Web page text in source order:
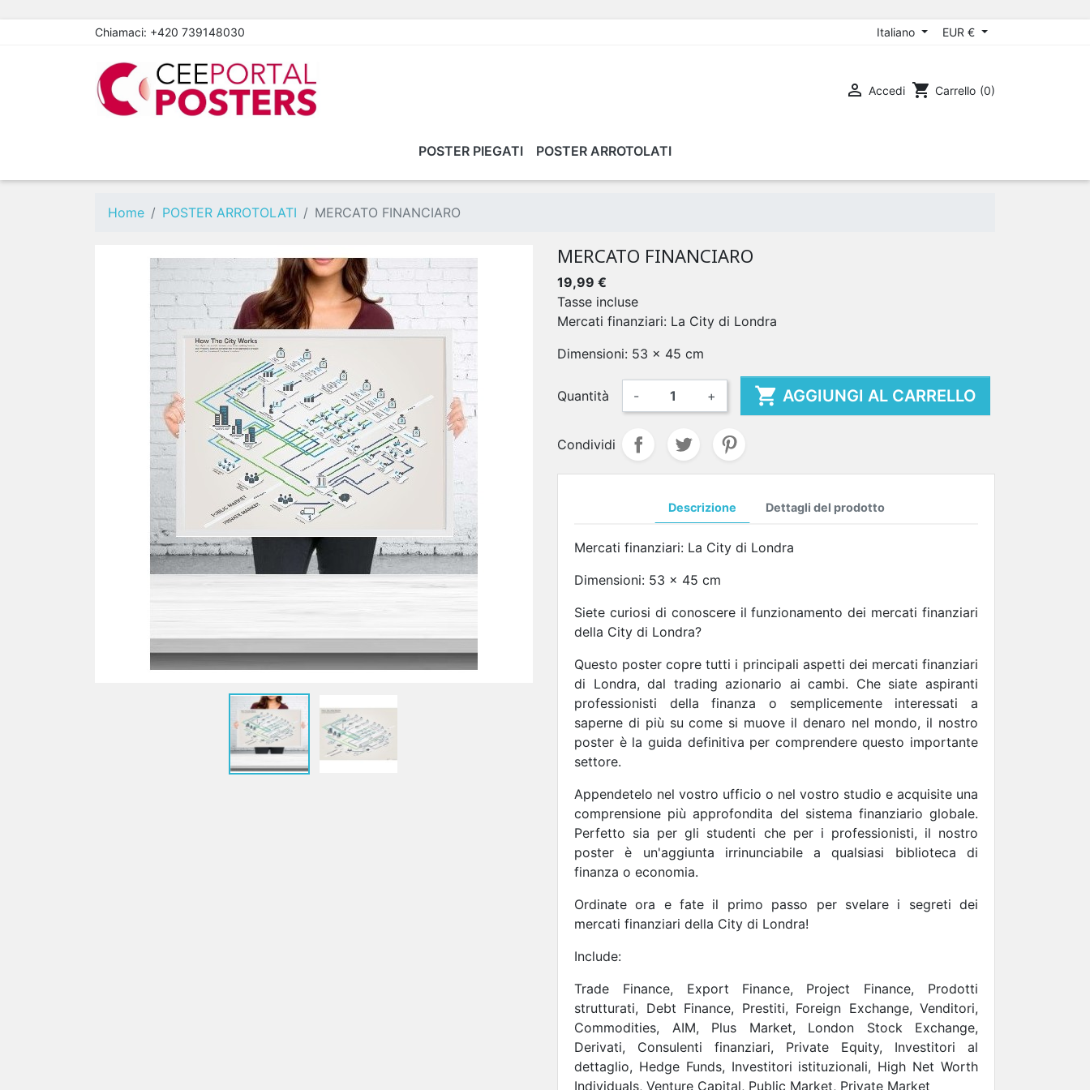
Chiamaci: +420 739148030 Italiano EUR €
 Accedi shopping_cart Carrello (0)
POSTER PIEGATI POSTER ARROTOLATI
Home POSTER ARROTOLATI MERCATO FINANCIARO
MERCATO FINANCIARO
19,99 €
Tasse incluse
Mercati finanziari: La City di Londra
Dimensioni: 53 x 45 cm
Quantità - +  AGGIUNGI AL CARRELLO
Condividi
Descrizione Dettagli del prodotto
Mercati finanziari: La City di Londra
Dimensioni: 53 x 45 cm
Siete curiosi di conoscere il funzionamento dei mercati finanziari
della City di Londra?
Questo poster copre tutti i principali aspetti dei mercati finanziari
di Londra, dal trading azionario ai cambi. Che siate aspiranti
professionisti della finanza o semplicemente interessati a
saperne di più su come si muove il denaro nel mondo, il nostro
poster è la guida definitiva per comprendere questo importante
settore.
Appendetelo nel vostro ufficio o nel vostro studio e acquisite una
comprensione più approfondita del sistema finanziario globale.
Perfetto sia per gli studenti che per i professionisti, il nostro
poster è un'aggiunta irrinunciabile a qualsiasi biblioteca di
finanza o economia.
Ordinate ora e fate il primo passo per svelare i segreti dei
mercati finanziari della City di Londra!
Include:
Trade Finance, Export Finance, Project Finance, Prodotti
strutturati, Debt Finance, Prestiti, Foreign Exchange, Venditori,
Commodities, AIM, Plus Market, London Stock Exchange,
Derivati, Consulenti finanziari, Private Equity, Investitori al
dettaglio, Hedge Funds, Investitori istituzionali, High Net Worth
Individuals, Venture Capital, Public Market, Private Market